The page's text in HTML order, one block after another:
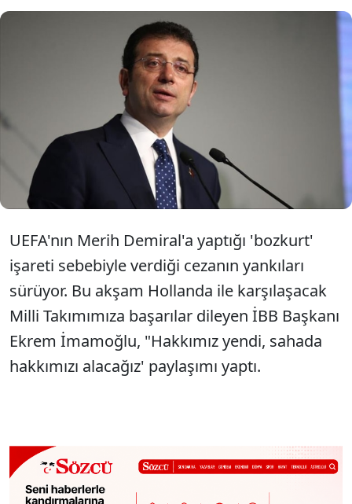
İstanbul Büyükşehir Belediye Başkanı Ekrem
İmamoğlu sosyal medya üzerinden
'Hakkımız yendi, sahada hakkımızı alacağız'
paylaşımı yaparak Milli Takım için Hollanda
karşısında başarılar diledi.
UEFA'nın Merih Demiral'a yaptığı 'bozkurt'
işareti sebebiyle verdiği cezanın yankıları
sürüyor. Bu akşam Hollanda ile karşılaşacak
Milli Takımımıza başarılar dileyen İBB Başkanı
Ekrem İmamoğlu, "Hakkımız yendi, sahada
hakkımızı alacağız' paylaşımı yaptı.